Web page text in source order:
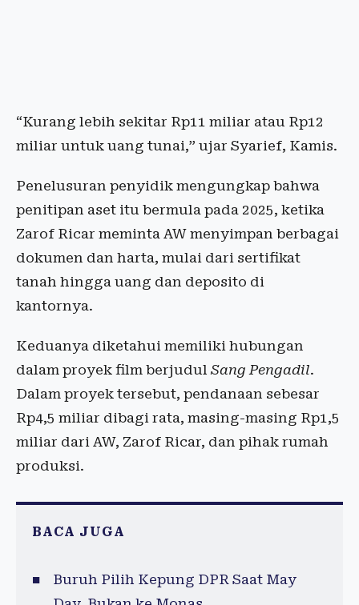
“Kurang lebih sekitar Rp11 miliar atau Rp12
miliar untuk uang tunai,” ujar Syarief, Kamis.
Penelusuran penyidik mengungkap bahwa
penitipan aset itu bermula pada 2025, ketika
Zarof Ricar meminta AW menyimpan berbagai
dokumen dan harta, mulai dari sertifikat
tanah hingga uang dan deposito di
kantornya.
Keduanya diketahui memiliki hubungan
dalam proyek film berjudulSang Pengadil.
Dalam proyek tersebut, pendanaan sebesar
Rp4,5 miliar dibagi rata, masing-masing Rp1,5
miliar dari AW, Zarof Ricar, dan pihak rumah
produksi.
BACA JUGA
Buruh Pilih Kepung DPR Saat May